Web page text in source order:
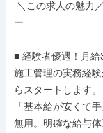
ー
■ 経験者優遇！月
施工管理の実務経
らスタートします。
「基本給が安くて
無用。明確な給与